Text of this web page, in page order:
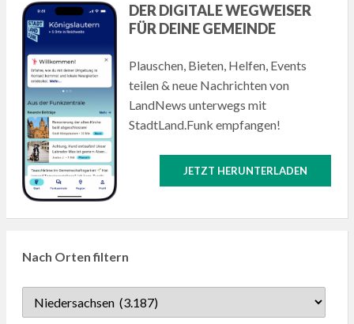
DER DIGITALE WEGWEISER
FÜR DEINE GEMEINDE
Plauschen, Bieten, Helfen, Events
teilen & neue Nachrichten von
LandNews unterwegs mit
StadtLand.Funk empfangen!
JETZT HERUNTERLADEN
Nach Orten filtern